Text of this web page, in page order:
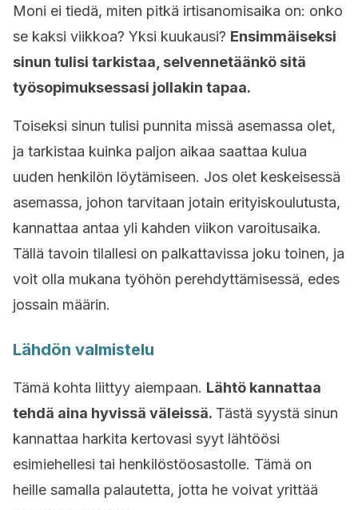
Moni ei tiedä, miten pitkä irtisanomisaika on: onko
se kaksi viikkoa? Yksi kuukausi? Ensimmäiseksi
sinun tulisi tarkistaa, selvennetäänkö sitä
työsopimuksessasi jollakin tapaa.
Toiseksi sinun tulisi punnita missä asemassa olet,
ja tarkistaa kuinka paljon aikaa saattaa kulua
uuden henkilön löytämiseen. Jos olet keskeisessä
asemassa, johon tarvitaan jotain erityiskoulutusta,
kannattaa antaa yli kahden viikon varoitusaika.
Tällä tavoin tilallesi on palkattavissa joku toinen, ja
voit olla mukana työhön perehdyttämisessä, edes
jossain määrin.
Lähdön valmistelu
Tämä kohta liittyy aiempaan. Lähtö kannattaa
tehdä aina hyvissä väleissä. Tästä syystä sinun
kannattaa harkita kertovasi syyt lähtöösi
esimiehellesi tai henkilöstöosastolle. Tämä on
heille samalla palautetta, jotta he voivat yrittää